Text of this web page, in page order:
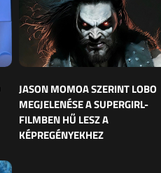
JASON MOMOA SZERINT LOBO
MEGJELENÉSE A SUPERGIRL-
FILMBEN HŰ LESZ A
KÉPREGÉNYEKHEZ